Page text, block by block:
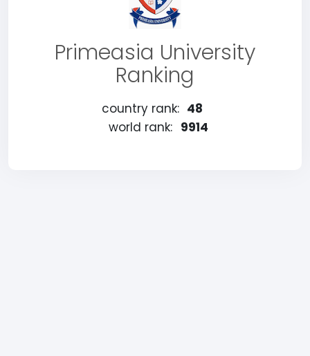
Primeasia University
Ranking
country rank: 48
world rank: 9914